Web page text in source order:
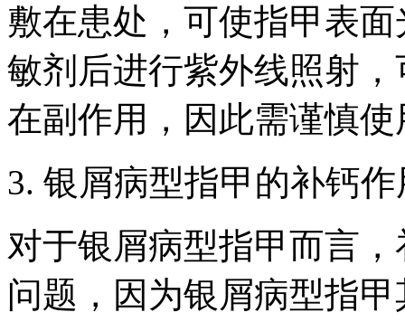
敷在患处，可使指甲表
敏剂后进行紫外线照射
在副作用，因此需谨慎使
3. 银屑病型指甲的补钙
对于银屑病型指甲而言
问题，因为银屑病型指